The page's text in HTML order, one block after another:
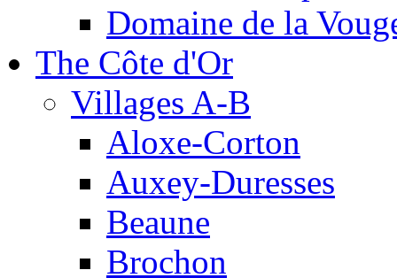
Domaine de la
The Côte d'Or
Villages A-B
Aloxe-Corton
Auxey-Duresses
Beaune
Brochon